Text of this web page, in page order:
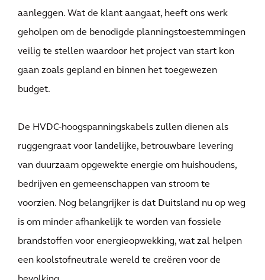
aanleggen. Wat de klant aangaat, heeft ons werk
geholpen om de benodigde planningstoestemmingen
veilig te stellen waardoor het project van start kon
gaan zoals gepland en binnen het toegewezen
budget.
De HVDC-hoogspanningskabels zullen dienen als
ruggengraat voor landelijke, betrouwbare levering
van duurzaam opgewekte energie om huishoudens,
bedrijven en gemeenschappen van stroom te
voorzien. Nog belangrijker is dat Duitsland nu op weg
is om minder afhankelijk te worden van fossiele
brandstoffen voor energieopwekking, wat zal helpen
een koolstofneutrale wereld te creëren voor de